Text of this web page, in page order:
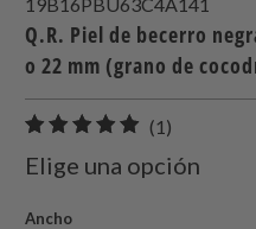
Q.R. Piel de becerro
o 22 mm (grano de
(1)
total
Elige una opción
Ancho